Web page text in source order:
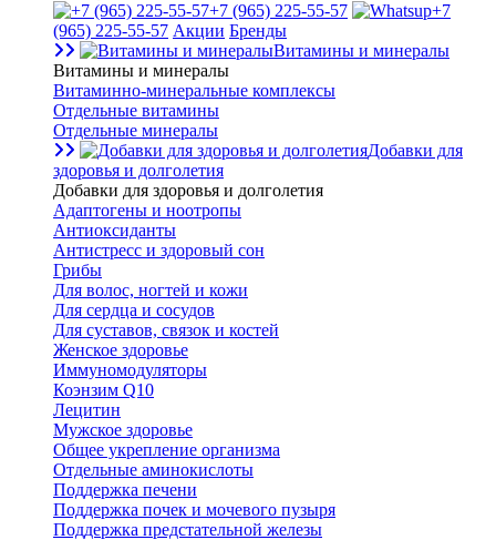
+7 (965) 225-55-57
+7
(965) 225-55-57 Акции Бренды
Витамины и минералы
Витамины и минералы
Витаминно-минеральные комплексы
Отдельные витамины
Отдельные минералы
Добавки для
здоровья и долголетия
Добавки для здоровья и долголетия
Адаптогены и ноотропы
Антиоксиданты
Антистресс и здоровый сон
Грибы
Для волос, ногтей и кожи
Для сердца и сосудов
Для суставов, связок и костей
Женское здоровье
Иммуномодуляторы
Коэнзим Q10
Лецитин
Мужское здоровье
Общее укрепление организма
Отдельные аминокислоты
Поддержка печени
Поддержка почек и мочевого пузыря
Поддержка предстательной железы